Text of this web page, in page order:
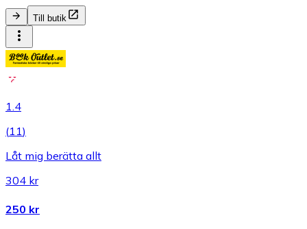
Till butik
1.4
(11)
Låt mig berätta allt
304 kr
250 kr